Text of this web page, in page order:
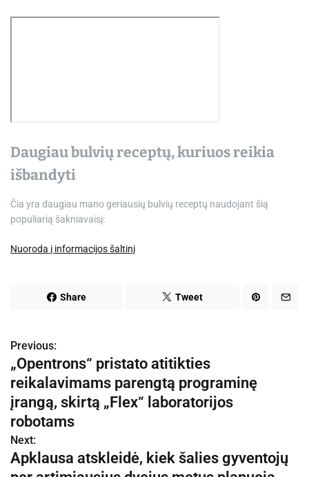
Daugiau bulvių receptų, kuriuos reikia
išbandyti
Čia yra daugiau mano geriausių bulvių receptų naudojant šią
populiarią šakniavaisį:
Nuoroda į informacijos šaltinį
Share Tweet
N
a
v
i
g
Previous:
„Opentrons“ pristato atitikties
reikalavimams parengtą programinę
įrangą, skirtą „Flex“ laboratorijos
robotams
Next:
Apklausa atskleidė, kiek šalies gyventojų